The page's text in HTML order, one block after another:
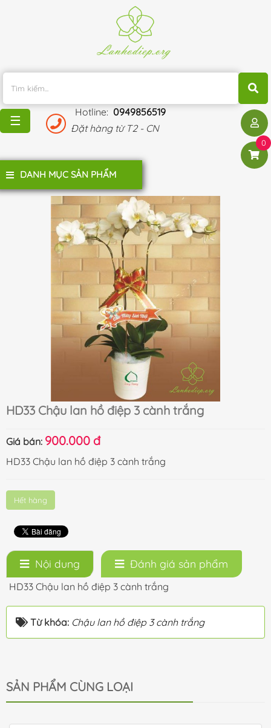
Hotline: 0949856519
Đặt hàng từ T2 - CN
0
MÃI
BLOG
HÀNG
☰
DANH MỤC SẢN PHẨM
HD33 Chậu lan hồ điệp 3 cành trắng
Giá bán: 900.000 đ
HD33 Chậu lan hồ điệp 3 cành trắng
Hết hàng
Nội dung Đánh giá sản phẩm
HD33 Chậu lan hồ điệp 3 cành trắng
Từ khóa: Chậu lan hồ điệp 3 cành trắng
SẢN PHẨM CÙNG LOẠI